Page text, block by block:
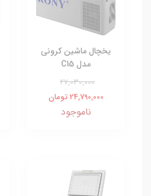
یخچال ماشین کرونی
مدل C15
27,030,000
24,790,000 تومان
ناموجود